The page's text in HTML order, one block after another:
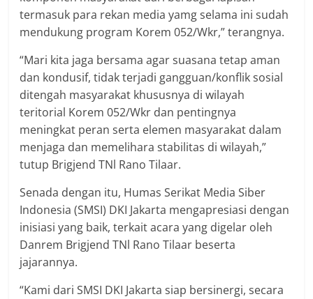
termasuk para rekan media yamg selama ini sudah
mendukung program Korem 052/Wkr,” terangnya.
“Mari kita jaga bersama agar suasana tetap aman
dan kondusif, tidak terjadi gangguan/konflik sosial
ditengah masyarakat khususnya di wilayah
teritorial Korem 052/Wkr dan pentingnya
meningkat peran serta elemen masyarakat dalam
menjaga dan memelihara stabilitas di wilayah,”
tutup Brigjend TNl Rano Tilaar.
Senada dengan itu, Humas Serikat Media Siber
Indonesia (SMSI) DKI Jakarta mengapresiasi dengan
inisiasi yang baik, terkait acara yang digelar oleh
Danrem Brigjend TNl Rano Tilaar beserta
jajarannya.
“Kami dari SMSI DKI Jakarta siap bersinergi, secara